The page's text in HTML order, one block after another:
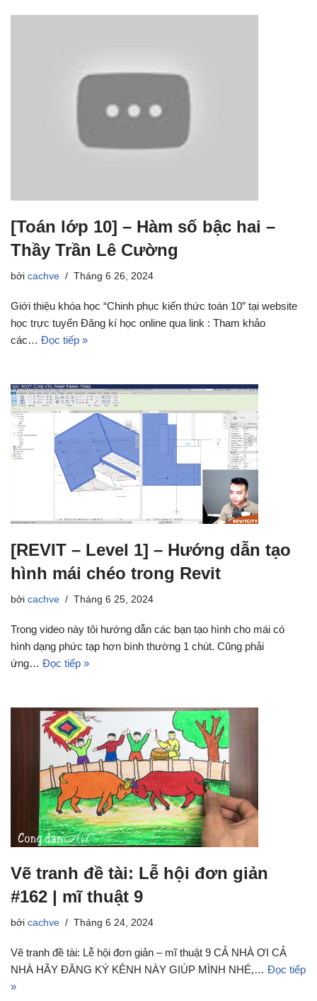
[Toán lớp 10] – Hàm số bậc hai –
Thầy Trần Lê Cường
bởi cachve Tháng 6 26, 2024
Giới thiệu khóa học “Chinh phục kiến thức toán 10” tại website
học trực tuyến Đăng kí học online qua link : Tham khảo
các… Đọc tiếp »
[REVIT – Level 1] – Hướng dẫn tạo
hình mái chéo trong Revit
bởi cachve Tháng 6 25, 2024
Trong video này tôi hướng dẫn các bạn tạo hình cho mái có
hình dạng phức tạp hơn bình thường 1 chút. Cũng phải
ứng… Đọc tiếp »
Vẽ tranh đề tài: Lễ hội đơn giản
#162 | mĩ thuật 9
bởi cachve Tháng 6 24, 2024
Vẽ tranh đề tài: Lễ hội đơn giản – mĩ thuật 9 CẢ NHÀ ƠI CẢ
NHÀ HÃY ĐĂNG KÝ KÊNH NÀY GIÚP MÌNH NHÉ,… Đọc tiếp
»